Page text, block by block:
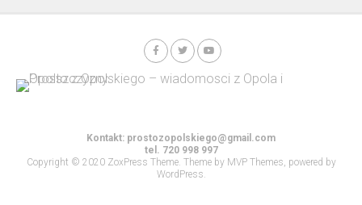
Kontakt: prostozopolskiego@gmail.com
tel. 720 998 997
Copyright © 2020 ZoxPress Theme. Theme by MVP Themes, powered by
WordPress.